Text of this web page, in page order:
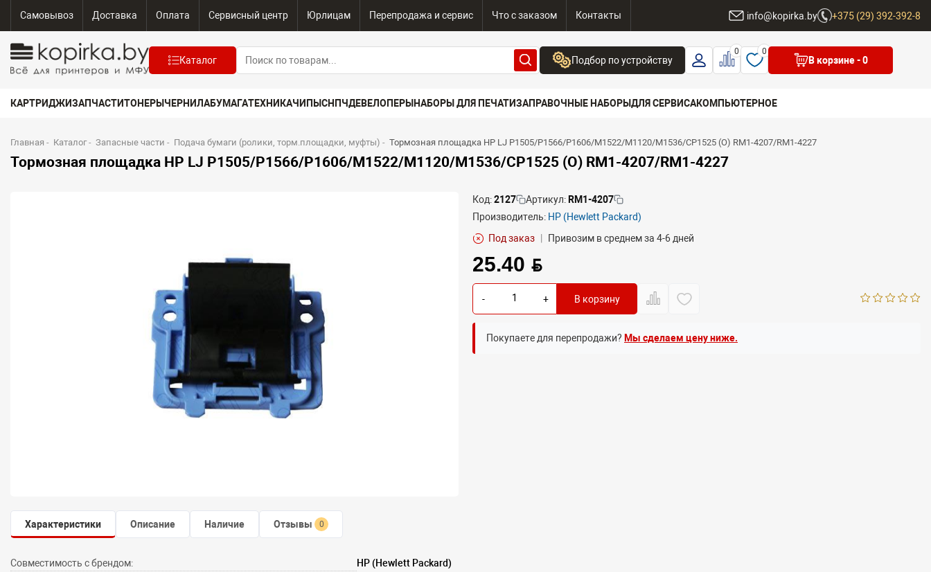
Самовывоз Доставка Оплата Сервисный центр Юрлицам Перепродажа и сервис Что с заказом Контакты info@kopirka.by +375 (29) 392-392-8
Каталог Подбор по устройству
Выберите бренд
0 0
В корзине- 0
КАРТРИДЖИЗАПЧАСТИТОНЕРЫ ЧЕРНИЛАБУМАГАТЕХНИКАЧИПЫСНПЧДЕВЕЛОПЕРЫ НАБОРЫ ДЛЯ ПЕЧАТИЗАПРАВОЧНЫЕ НАБОРЫДЛЯ СЕРВИСАКОМПЬЮТЕРНОЕ
Главная - Каталог - Запасные части - Подача бумаги (ролики, торм.площадки, муфты) - Тормозная площадка HP LJ P1505/P1566/P1606/M1522/M1120/M1536/CP1525 (O) RM1-4207/RM1-4227
Тормозная площадка HP LJ P1505/P1566/P1606/M1522/M1120/M1536/CP1525 (O) RM1-4207/RM1-4227
Характеристики Описание Наличие Отзывы 0
Совместимость с брендом: HP (Hewlett Packard)
Код:2127 Артикул: RM1-4207
Производитель: HP (Hewlett Packard)
Под заказ
Привозим в среднем за 4-6 дней
25.40 BYN
- + В корзину
Покупаете для перепродажи? Мы сделаем цену ниже.